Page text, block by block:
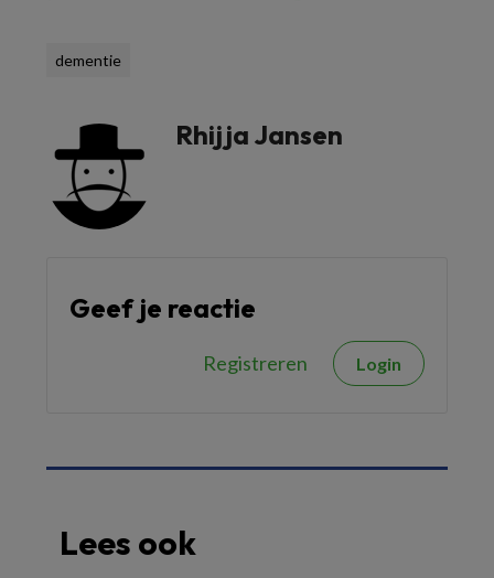
dementie
Rhijja Jansen
Geef je reactie
Registreren Login
Lees ook